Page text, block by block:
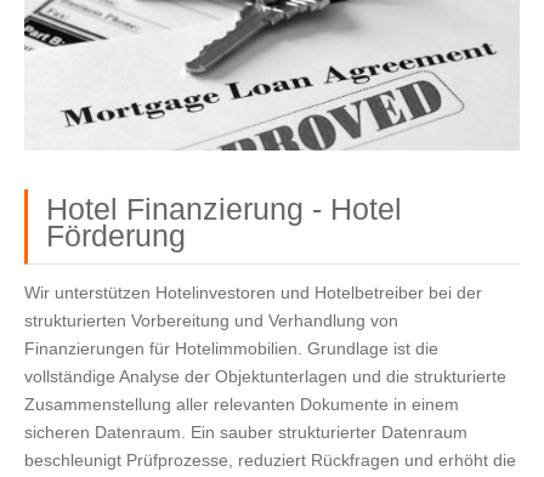
Hotel Finanzierung - Hotel
Förderung
Wir unterstützen Hotelinvestoren und Hotelbetreiber bei der
strukturierten Vorbereitung und Verhandlung von
Finanzierungen für Hotelimmobilien. Grundlage ist die
vollständige Analyse der Objektunterlagen und die strukturierte
Zusammenstellung aller relevanten Dokumente in einem
sicheren Datenraum. Ein sauber strukturierter Datenraum
beschleunigt Prüfprozesse, reduziert Rückfragen und erhöht die